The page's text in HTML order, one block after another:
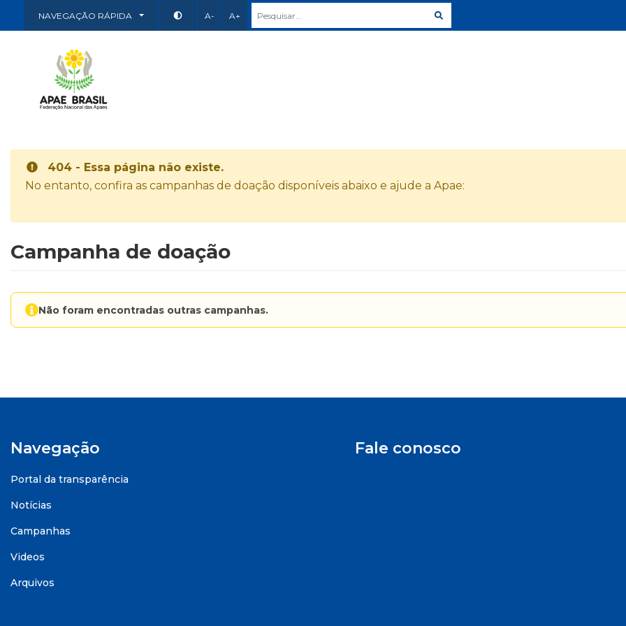
NAVEGAÇÃO RÁPIDA A- A+
404 - Essa página não existe.
No entanto, confira as campanhas de doação disponíveis abaixo e ajude a Apae:
Campanha de doação
Não foram encontradas outras campanhas.
Navegação
Portal da transparência
Notícias
Campanhas
Videos
Arquivos
Fale conosco